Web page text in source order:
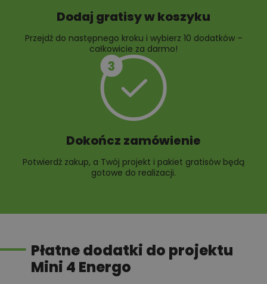
Dodaj gratisy w koszyku
Przejdź do następnego kroku i wybierz 10 dodatków –
całkowicie za darmo!
Dokończ zamówienie
Potwierdź zakup, a Twój projekt i pakiet gratisów będą
gotowe do realizacji.
Płatne dodatki do projektu
Mini 4 Energo